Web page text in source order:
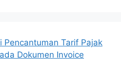
Pencantuman Tarif Pajak
Dokumen Invoice